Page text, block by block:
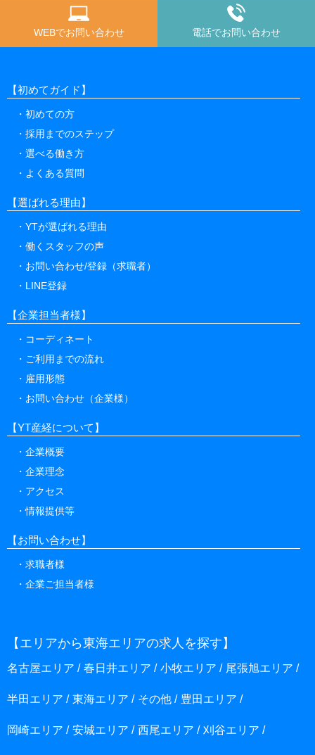
WEBでお問い合わせ 電話でお問い合わせ
【初めてガイド】
初めての方
採用までのステップ
選べる働き方
よくある質問
【選ばれる理由】
YTが選ばれる理由
働くスタッフの声
お問い合わせ/登録（求職者）
LINE登録
【企業担当者様】
コーディネート
ご利用までの流れ
雇用形態
お問い合わせ（企業様）
【YT産経について】
企業概要
企業理念
アクセス
情報提供等
【お問い合わせ】
求職者様
企業ご担当者様
【エリアから東海エリアの求人を探す】
名古屋エリア 春日井エリア 小牧エリア 尾張旭エリア
半田エリア 東海エリア その他 豊田エリア
岡崎エリア 安城エリア 西尾エリア 刈谷エリア